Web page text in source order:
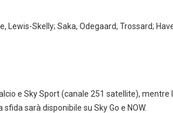
Lewis-Skelly; Saka, Odegaard, Trossard;
e Sky Sport (canale 251 satellite), mentre
sarà disponibile su Sky Go e NOW.